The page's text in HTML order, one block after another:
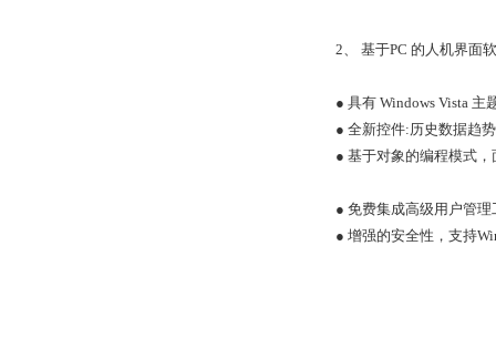
2、 基于PC 的人机界面
● 具有 Windows Vista
● 全新控件:历史数据趋
● 基于对象的编程模式，
● 免费集成高级用户管
● 增强的安全性，支持